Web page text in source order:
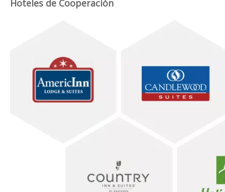
Hoteles de Cooperación